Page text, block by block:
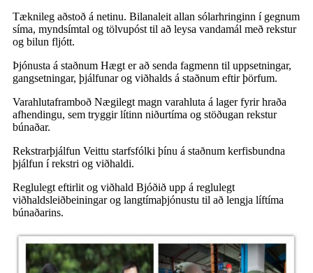
Tæknileg aðstoð á netinu. Bilanaleit allan sólarhringinn í gegnum
síma, myndsímtal og tölvupóst til að leysa vandamál með rekstur
og bilun fljótt.
Þjónusta á staðnum Hægt er að senda fagmenn til uppsetningar,
gangsetningar, þjálfunar og viðhalds á staðnum eftir þörfum.
Varahlutaframboð Nægilegt magn varahluta á lager fyrir hraða
afhendingu, sem tryggir lítinn niðurtíma og stöðugan rekstur
búnaðar.
Rekstrarþjálfun Veittu starfsfólki þínu á staðnum kerfisbundna
þjálfun í rekstri og viðhaldi.
Reglulegt eftirlit og viðhald Bjóðið upp á reglulegt
viðhaldsleiðbeiningar og langtímaþjónustu til að lengja líftíma
búnaðarins.